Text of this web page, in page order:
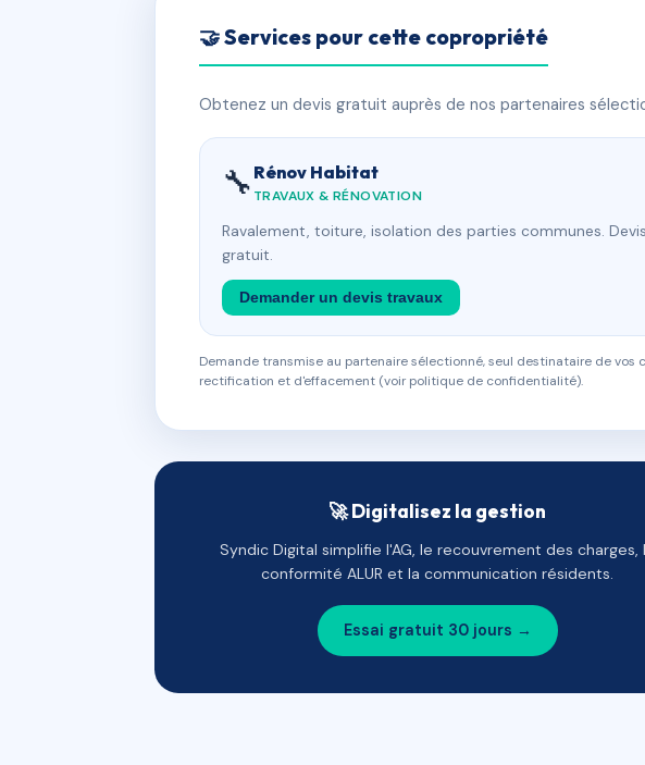
🤝 Services pour cette copropriété
Obtenez un devis gratuit auprès de nos partenaires
🔧 Rénov Habitat
TRAVAUX & RÉNOVATION
Ravalement, toiture, isolation des parties communes. Devis
gratuit.
Demander un devis travaux
Demande transmise au partenaire sélectionné, seul destinataire de
rectification et d'effacement (voir politique de confidentialité).
🚀 Digitalisez la gestion
Syndic Digital simplifie l'AG, le recouvrement des charges,
conformité ALUR et la communication résidents.
Essai gratuit 30 jours →